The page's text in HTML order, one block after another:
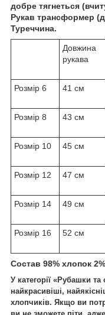
добре тягнеться
Рукав трансформер
Туреччина.
Довжина
рукава
Розмір 6
41 см
Розмір 8
43 см
Розмір 10
45 см
Розмір 12
47 см
Розмір 14
49 см
Розмір 16
52 см
Состав 98% хлопок
У категорії «Рубашки
найкрасивіші,
хлопчиків. Якщо ви